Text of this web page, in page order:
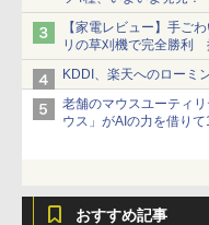
【家電レビュー】手ご
リの草刈機で完全勝利
KDDI、楽天へのローミ
老舗のマウスユーティ
ウス」がAIの力を借り
化、Windows 10/11、
る。復活記念で2026年
おすすめ記事